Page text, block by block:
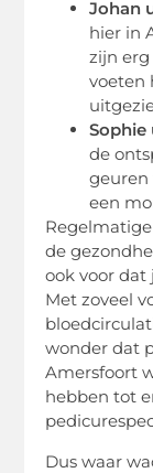
Johan
hier in
zijn
voeten
Sophie
de
geuren
een
de
ook voor dat
Met zoveel
wonder dat
Amersfoort
hebben tot
Dus waar